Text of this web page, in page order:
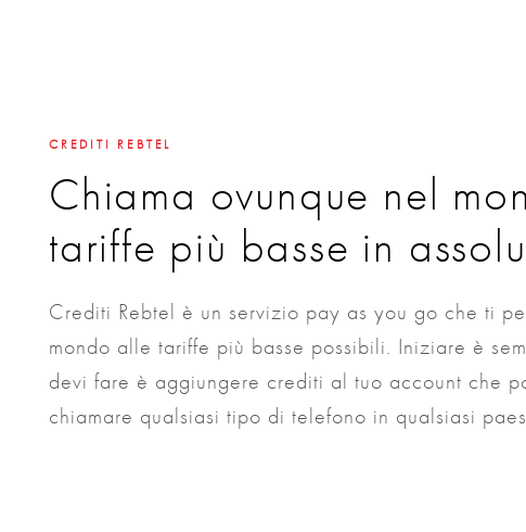
CREDITI REBTEL
Chiama ovunque nel
tariffe più basse in
Crediti Rebtel è un servizio pay as you go che ti
mondo alle tariffe più basse possibili. Iniziare è
devi fare è aggiungere crediti al tuo account che
chiamare qualsiasi tipo di telefono in qualsiasi